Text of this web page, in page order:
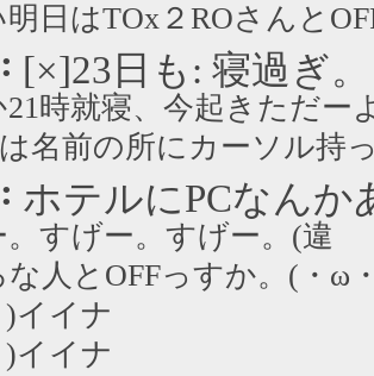
日はTOx２ROさんと
[×]23日も: 寝過ぎ。
時就寝、今起きただー
名前の所にカーソル持
ホテルにPCなんか
すげー。すげー。(違
な人とOFFっすか。(・ω
イイナ
イイナ